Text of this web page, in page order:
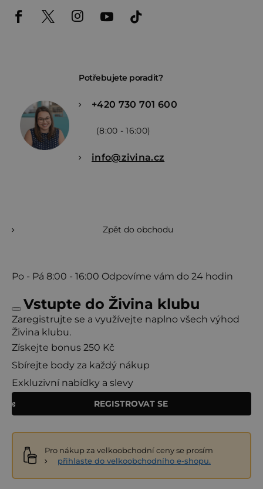
Potřebujete poradit?
+420 730 701 600
(8:00 - 16:00)
info@zivina.cz
Zpět do obchodu
Po - Pá 8:00 - 16:00 Odpovíme vám do 24 hodin
Vstupte do Živina klubu
Zaregistrujte se a využívejte naplno všech výhod
Živina klubu.
Získejte bonus 250 Kč
Sbírejte body za každý nákup
Exkluzivní nabídky a slevy
REGISTROVAT SE
Pro nákup za velkoobchodní ceny se prosím
přihlaste do velkoobchodního e-shopu.